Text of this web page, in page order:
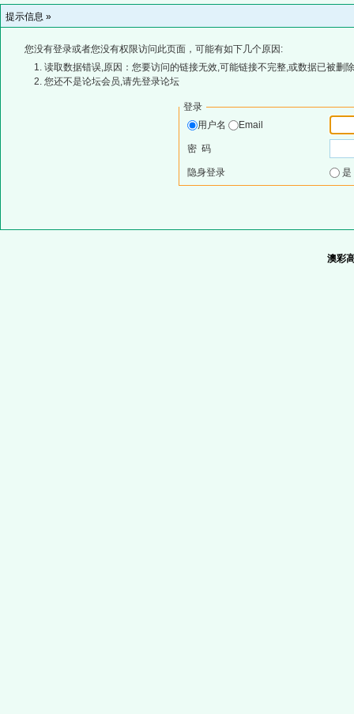
提示信息 »
您没有登录或者您没有权限访问此页面，可能有如下几个原因:
读取数据错误,原因：您要访问的链接无效,可能链接不完整,或数据已被删
您还不是论坛会员,请先登录论坛
登录
用户名
Email
密 码
隐身登录
澳彩